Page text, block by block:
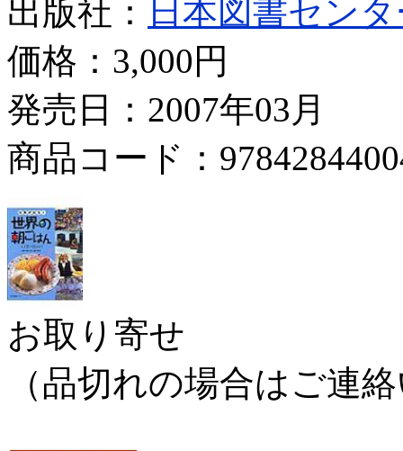
出版社：
日本図書セン
価格： 3,000円
発売日：2007年03月
商品コード：
お取り寄せ
（品切れの場合はご連